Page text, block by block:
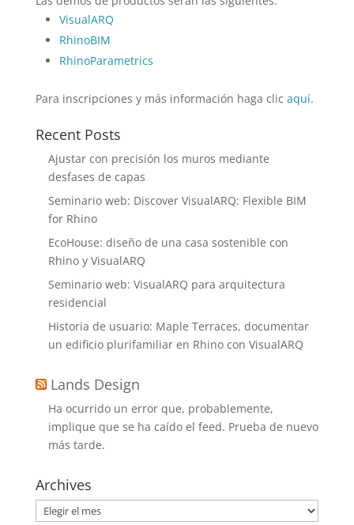
VisualARQ
RhinoBIM
RhinoParametrics
Para inscripciones y más información haga clic aquí.
Recent Posts
Ajustar con precisión los muros mediante
desfases de capas
Seminario web: Discover VisualARQ: Flexible BIM
for Rhino
EcoHouse: diseño de una casa sostenible con
Rhino y VisualARQ
Seminario web: VisualARQ para arquitectura
residencial
Historia de usuario: Maple Terraces, documentar
un edificio plurifamiliar en Rhino con VisualARQ
Lands Design
Ha ocurrido un error que, probablemente,
implique que se ha caído el feed. Prueba de nuevo
más tarde.
Archives
Archives